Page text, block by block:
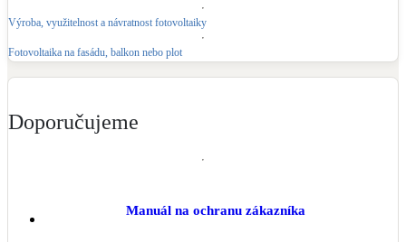
Výroba, využitelnost a návratnost fotovoltaiky
Fotovoltaika na fasádu, balkon nebo plot
Doporučujeme
Manuál na ochranu zákazníka